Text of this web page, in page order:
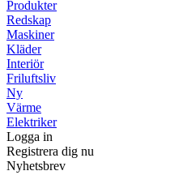
Produkter
Redskap
Maskiner
Kläder
Interiör
Friluftsliv
Ny
Värme
Elektriker
Logga in
Registrera dig nu
Nyhetsbrev